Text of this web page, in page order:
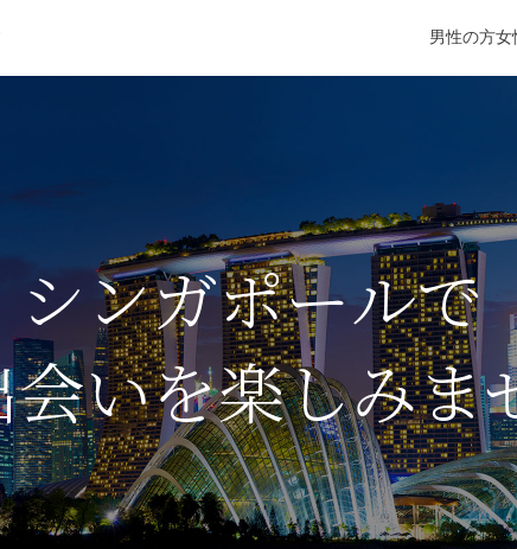
男性の方女
シンガポールで
いを楽しみま